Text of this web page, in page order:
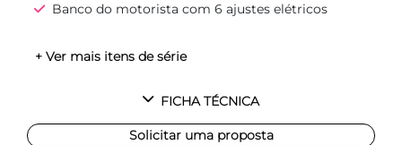
Banco do motorista com 6 ajustes elétricos
+ Ver mais itens de série
FICHA TÉCNICA
Solicitar uma proposta